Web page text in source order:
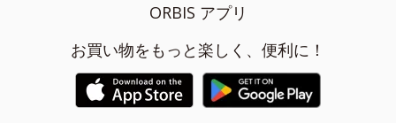
ORBIS アプリ
お買い物をもっと楽しく、便利に！